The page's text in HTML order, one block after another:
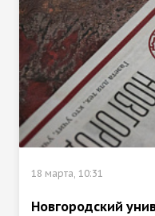
18 марта, 10:31
Новгородский